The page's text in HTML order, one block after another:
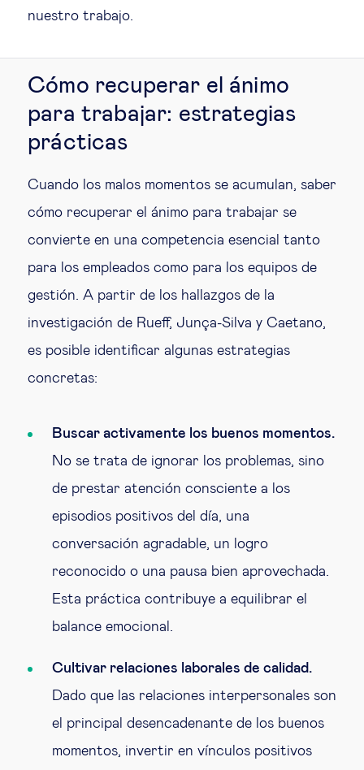
nuestro trabajo.
Cómo recuperar el ánimo
para trabajar: estrategias
prácticas
Cuando los malos momentos se acumulan, saber
cómo recuperar el ánimo para trabajar se
convierte en una competencia esencial tanto
para los empleados como para los equipos de
gestión. A partir de los hallazgos de la
investigación de Rueff, Junça-Silva y Caetano,
es posible identificar algunas estrategias
concretas:
Buscar activamente los buenos momentos.
No se trata de ignorar los problemas, sino
de prestar atención consciente a los
episodios positivos del día, una
conversación agradable, un logro
reconocido o una pausa bien aprovechada.
Esta práctica contribuye a equilibrar el
balance emocional.
Cultivar relaciones laborales de calidad.
Dado que las relaciones interpersonales son
el principal desencadenante de los buenos
momentos, invertir en vínculos positivos